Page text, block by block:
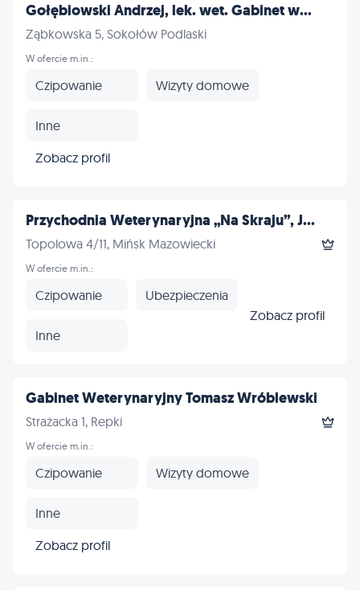
Gołębiowski Andrzej, lek. wet. Gabinet w...
Ząbkowska 5, Sokołów Podlaski
W ofercie m.in.:
Czipowanie Wizyty domowe
Inne
Zobacz profil
Przychodnia Weterynaryjna „Na Skraju”, J...
Topolowa 4/11, Mińsk Mazowiecki
W ofercie m.in.:
Czipowanie Ubezpieczenia
Inne
Zobacz profil
Gabinet Weterynaryjny Tomasz Wróblewski
Strażacka 1, Repki
W ofercie m.in.:
Czipowanie Wizyty domowe
Inne
Zobacz profil